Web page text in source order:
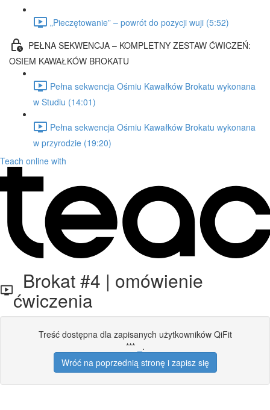
„Pieczętowanie” – powrót do pozycji wuji (5:52)
PEŁNA SEKWENCJA – KOMPLETNY ZESTAW ĆWICZEŃ:
OSIEM KAWAŁKÓW BROKATU
Pełna sekwencja Ośmiu Kawałków Brokatu wykonana
w Studiu (14:01)
Pełna sekwencja Ośmiu Kawałków Brokatu wykonana
w przyrodzie (19:20)
Teach online with
Brokat #4 | omówienie
ćwiczenia
Treść dostępna dla zapisanych użytkowników QiFit
***
.
Wróć na poprzednią stronę i zapisz się